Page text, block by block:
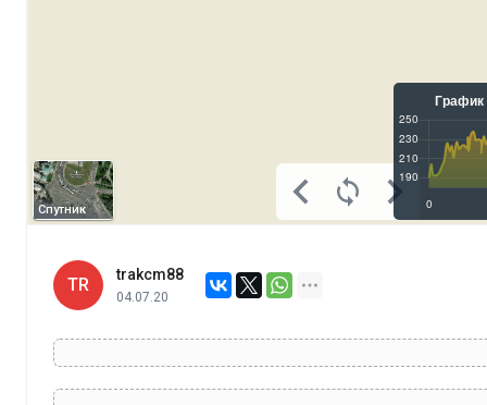
Спутник
TR
trakcm88
04.07.20